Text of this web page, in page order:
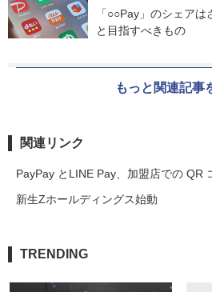
「○○Pay」のシェア
と目指すべきもの
もっと関連記事
関連リンク
PayPay とLINE Pay、加盟店での QR
新生Zホールディングス始動
TRENDING